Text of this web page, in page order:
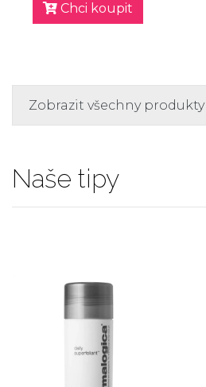
Chci koupit
Zobrazit všechny produkty
Naše tipy